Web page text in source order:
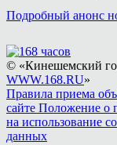
Подробный анонс
© «Кинешемский
WWW.168.RU»
Правила приема
сайте Положение о
на использование
данных